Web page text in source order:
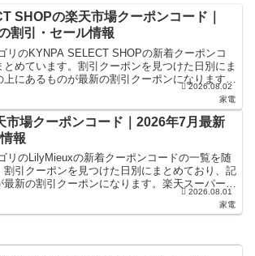
SHOPの楽天市場クーポンコード｜
割引・セール情報
リのKYNPA SELECT SHOPの新着クーポンコ
めています。割引クーポンを見つけた日別にま
にあるものが最新の割引クーポンになります。
2026.08.02
家電
市場クーポンコード｜2026年7月最新
報
リのLilyMieuxの新着クーポンコードの一覧を随
割引クーポンを見つけた日別にまとめており、記
新の割引クーポンになります。楽天スーパーセ
2026.08.01
家電